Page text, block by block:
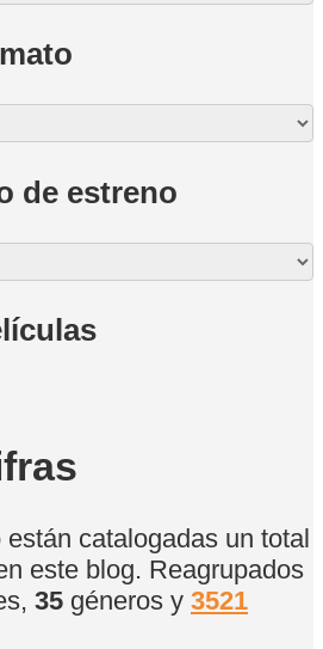
de estreno
catalogadas un total
este blog. Reagrupados
35 géneros y 3521